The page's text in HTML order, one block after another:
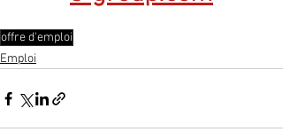
offre d'emploi
Emploi